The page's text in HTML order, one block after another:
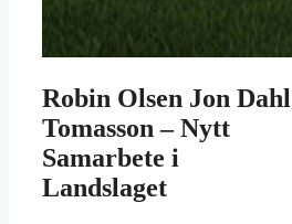
Robin Olsen Jon Dahl
Tomasson – Nytt
Samarbete i
Landslaget